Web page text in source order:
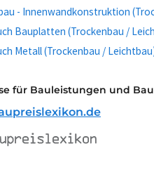
- Innenwandkonstruktion
Bauplatten (Trockenbau /
Metall (Trockenbau /
für Bauleistungen und